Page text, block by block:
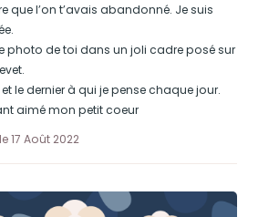
que l’on t’avais abandonné. Je suis
photo de toi dans un joli cadre posé sur
le dernier à qui je pense chaque jour.
aimé mon petit coeur
le 17 Août 2022